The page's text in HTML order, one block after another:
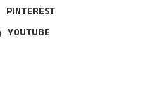
PINTEREST
YOUTUBE